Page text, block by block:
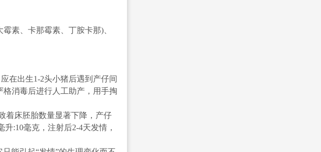
素、卡那霉素、丁胺卡那)、
在出生1-2头小猪后遇到产仔间
消毒后进行人工助产，用手掏
床胚胎数量显著下降，产仔
:10毫克，注射后2-4天发情，